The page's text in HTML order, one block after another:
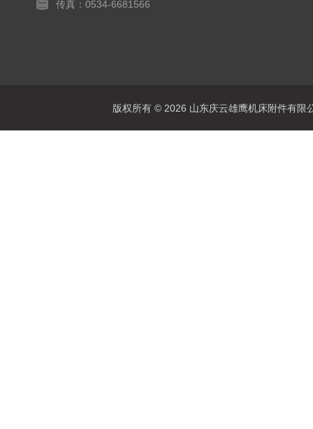
传真：0534-6681566
版权所有 © 2026 山东庆云雄鹰机床附件有